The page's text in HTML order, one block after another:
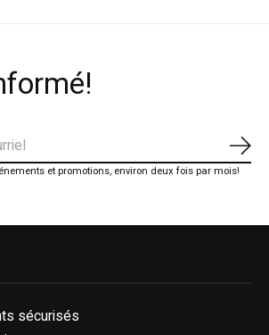
et promotions, environ deux fois par mois!
sécurisés